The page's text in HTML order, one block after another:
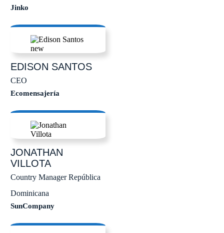
Jinko
EDISON SANTOS
CEO
Ecomensajería
JONATHAN
VILLOTA
Country Manager República
Dominicana
SunCompany